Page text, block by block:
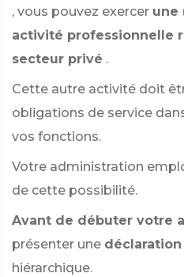
, vous pouvez exercer une
activité professionnelle
secteur privé .
Cette autre activité doit
obligations de service
vos fonctions.
Votre administration
de cette possibilité.
Avant de débuter votre
présenter une
hiérarchique.